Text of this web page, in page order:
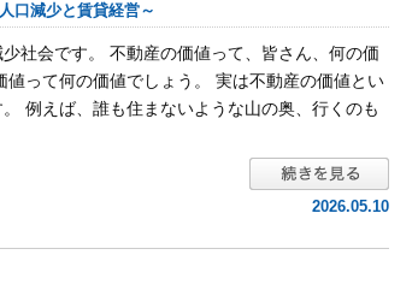
口減少と賃貸経営～
社会です。 不動産の価値って、皆さん、何の価
値って何の価値でしょう。 実は不動産の価値とい
例えば、誰も住まないような山の奥、行くのも
2026.05.10